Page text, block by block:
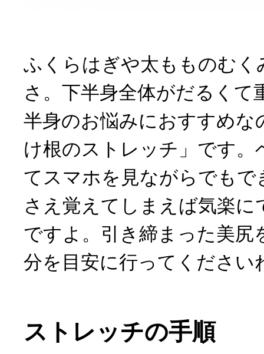
ふくらはぎや太もものむく
さ。下半身全体がだるくて
半身のお悩みにおすすめな
け根のストレッチ」です。
てスマホを見ながらでもで
さえ覚えてしまえば気楽
ですよ。引き締まった美尻
分を目安に行ってください
ストレッチの手順